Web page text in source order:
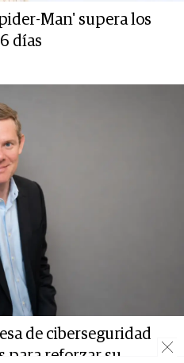
Man' supera los
días
de ciberseguridad
para reforzar su